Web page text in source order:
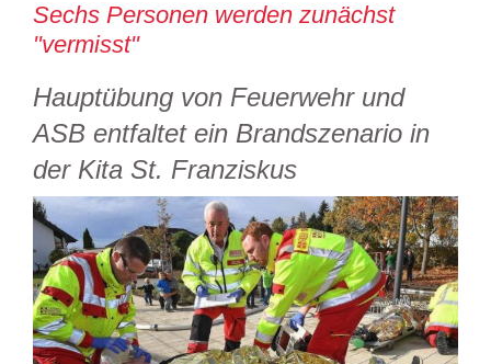
Sechs Personen werden zunächst
"vermisst"
Hauptübung von Feuerwehr und
ASB entfaltet ein Brandszenario in
der Kita St. Franziskus